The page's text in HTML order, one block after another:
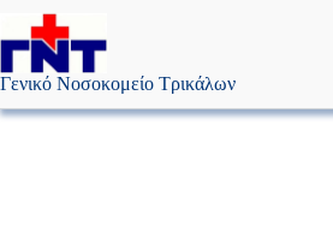
Μετάβαση
περιεχόμενο
Γενικό Νοσοκομείο Τρικάλων